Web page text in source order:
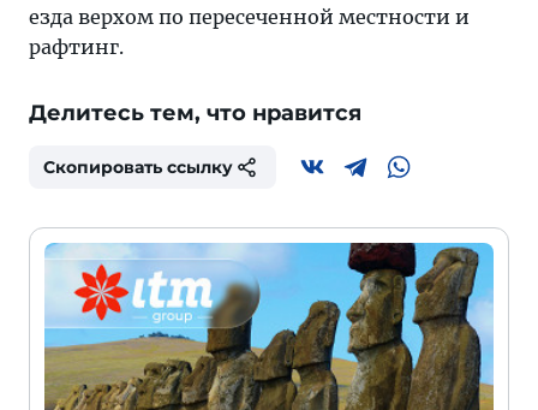
езда верхом по пересеченной местности и
рафтинг.
Делитесь тем, что нравится
Скопировать ссылку